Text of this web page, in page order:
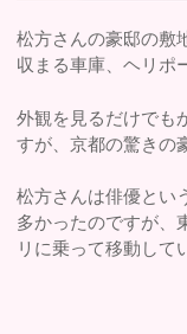
松方さんの豪邸の敷
収まる車庫、ヘリポ
外観を見るだけでも
すが、京都の驚きの
松方さんは俳優とい
多かったのですが、
リに乗って移動して